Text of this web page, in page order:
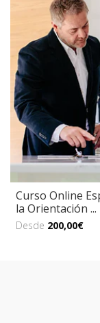
Curso Online
la Orientación ...
Desde 200,00€